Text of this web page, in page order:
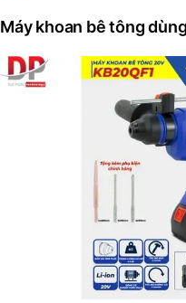
Máy khoan bê tông